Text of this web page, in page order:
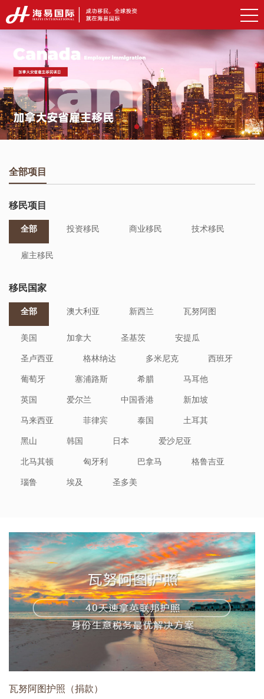
全部项目
移民项目
全部 投资移民 商业移民 技术移民
雇主移民
移民国家
全部 澳大利亚 新西兰 瓦努阿图
美国 加拿大 圣基茨 安提瓜
圣卢西亚 格林纳达 多米尼克 西班牙
葡萄牙 塞浦路斯 希腊 马耳他
英国 爱尔兰 中国香港 新加坡
马来西亚 菲律宾 泰国 土耳其
黑山 韩国 日本 爱沙尼亚
北马其顿 匈牙利 巴拿马 格鲁吉亚
瑙鲁 埃及 圣多美
瓦努阿图护照（捐款）